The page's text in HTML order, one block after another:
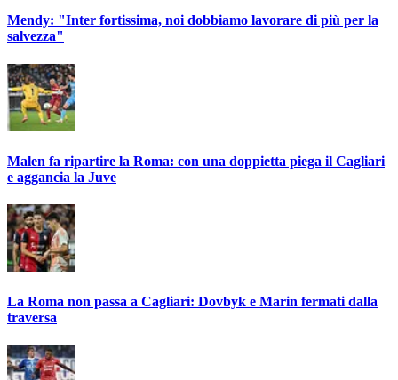
Mendy: "Inter fortissima, noi dobbiamo lavorare di più per la
salvezza"
Malen fa ripartire la Roma: con una doppietta piega il Cagliari
e aggancia la Juve
La Roma non passa a Cagliari: Dovbyk e Marin fermati dalla
traversa